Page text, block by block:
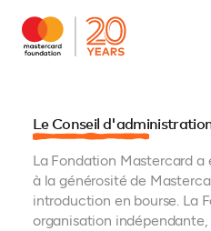
Le Conseil
La Fondation Mastercard
à la générosité de
introduction en bourse. La
organisation